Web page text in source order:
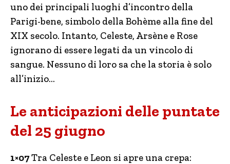
uno dei principali luoghi d’incontro della
Parigi-bene, simbolo della Bohème alla fine del
XIX secolo. Intanto, Celeste, Arsène e Rose
ignorano di essere legati da un vincolo di
sangue. Nessuno di loro sa che la storia è solo
all’inizio…
Le anticipazioni delle puntate
del 25 giugno
1×07Tra Celeste e Leon si apre una crepa: